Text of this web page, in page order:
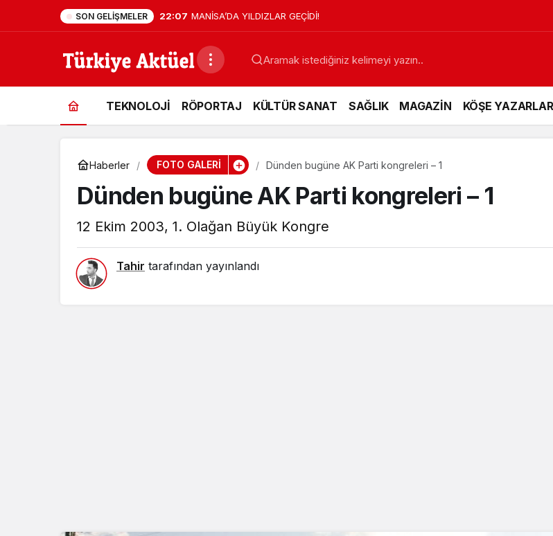
SON GELIŞMELER 22:07 MANİSA’DA YILDIZLAR GEÇİDİ!
TEKNOLOJİ RÖPORTAJ KÜLTÜR SANAT SAĞLIK MAGAZİN KÖŞE
Haberler FOTO GALERİ Dünden bugüne AK Parti kongreleri – 1
Dünden bugüne AK Parti kongreleri – 1
12 Ekim 2003, 1. Olağan Büyük Kongre
Tahir tarafından yayınlandı